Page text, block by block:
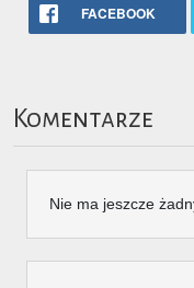
FACEBOOK
Komentarze
Nie ma jeszcze